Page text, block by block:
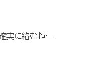
実に絡むねー